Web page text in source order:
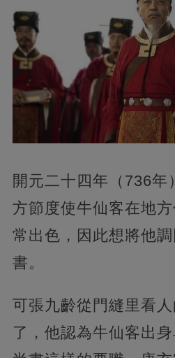
開元二十四年（736年
方節度使牛仙客在地
常出色，因此想將他
書。
可張九齡從門縫里看
了，他認為牛仙客出